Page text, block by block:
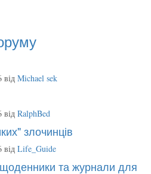
від Michael sek
від RalphBed
злочинців
від Life_Guide
та журнали для